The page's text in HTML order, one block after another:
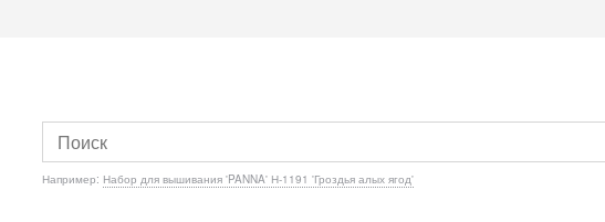
Например: Набор для вышивания 'PANNA' Н-1191 'Гроздья алых ягод'